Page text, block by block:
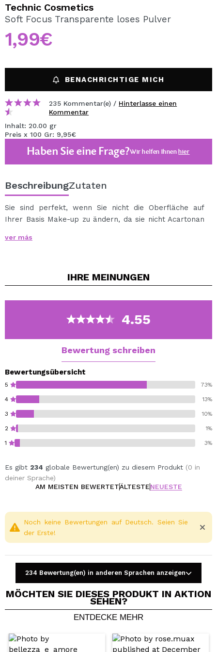
REGISTRIEREN
Durch die Erstellung eines Kontos bei Maquillalia.de
können Sie Ihre Einkäufe schnell tätigen, den Status Ihrer
Technic Cosmetics
Soft Focus Transparente loses Pulver
1,99€
BENACHRICHTIGE MICH
235 Kommentar(e) / Hinterlasse einen
Kommentar
Inhalt: 20.00 gr
Preis x 100 Gr: 9,95€
Haben Sie eine Frage?Wir helfen Ihnenhier
BeschreibungZutaten
Sie sind perfekt, wenn Sie nicht die Oberfläche auf
Ihrer Basis Make-up zu ändern, da sie nicht Acartonan
satin-Finish und natürliches Aussehen. Darüber hinaus
Gesicht sind und zu jeder Farbe der Haut passen.
ver más
IHRE MEINUNGEN
4.55
Bewertung schreiben
Bewertungsübersicht
5 73%
4 13%
3 10%
2 1%
1 3%
Es gibt 234 globale Bewertung(en) zu diesem Produkt (0 in
deiner Sprache)
AM MEISTEN BEWERTETÄLTESTENEUESTE
Ein Video oder Foto teilen
Dein Video könnte das erste sein. Stell es dir vor...
Noch keine Bewertungen auf Deutsch. Seien Sie
der Erste!
234 Bewertung(en) in anderen Sprachen anzeigen
MÖCHTEN SIE DIESES PRODUKT IN AKTION
SEHEN?
ENTDECKE MEHR